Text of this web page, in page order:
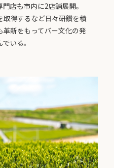
店も市内に2店舗展開。
得するなど日々研鑽を積
新をもってバー文化の発
いる。